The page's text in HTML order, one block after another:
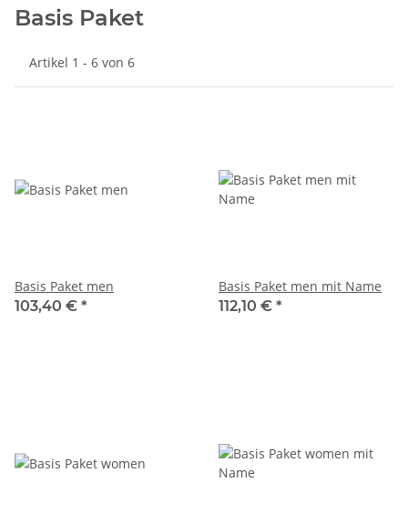
Basis Paket
Artikel 1 - 6 von 6
Basis Paket men
103,40 € *
Basis Paket men mit Name
112,10 € *